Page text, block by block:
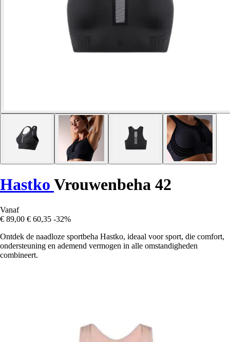
Hastko Vrouwenbeha 42
Vanaf
€ 89,00 € 60,35 -32%
Ontdek de naadloze sportbeha Hastko, ideaal voor sport, die comfort,
ondersteuning en ademend vermogen in alle omstandigheden
combineert.